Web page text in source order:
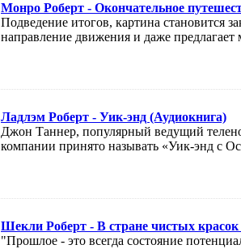
Монро Роберт - Окончательное
Подведение итогов, картина становится
направление движения и даже
Ладлэм Роберт - Уик-энд (Аудиокнига)
Джон Таннер, популярный ведущий
компании принято называть «Уик-энд с
Шекли Роберт - В стране чистых красок
"Прошлое - это всегда состояние